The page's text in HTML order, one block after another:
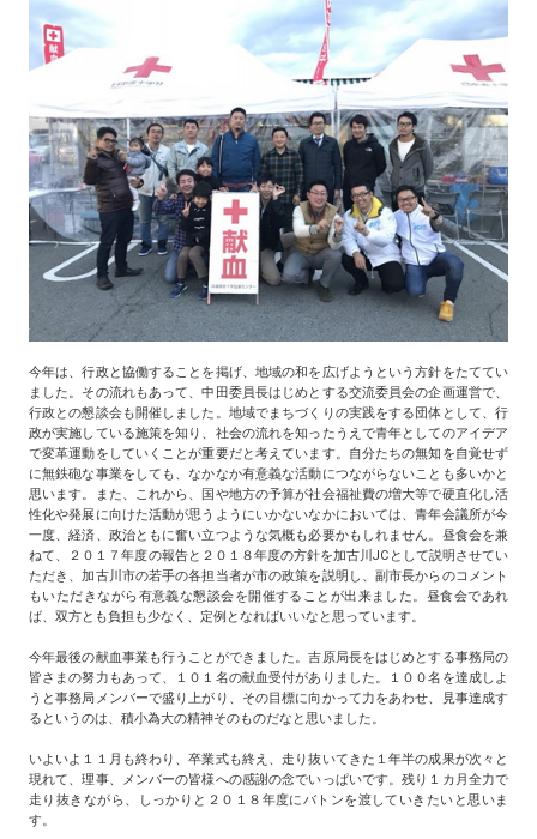
今年は、行政と協働することを掲げ、地域の和を広げようという方針をたててい
ました。その流れもあって、中田委員長はじめとする交流委員会の企画運営で、
行政との懇談会も開催しました。地域でまちづくりの実践をする団体として、行
政が実施している施策を知り、社会の流れを知ったうえで青年としてのアイデア
で変革運動をしていくことが重要だと考えています。自分たちの無知を自覚せず
に無鉄砲な事業をしても、なかなか有意義な活動につながらないことも多いかと
思います。また、これから、国や地方の予算が社会福祉費の増大等で硬直化し活
性化や発展に向けた活動が思うようにいかないなかにおいては、青年会議所が今
一度、経済、政治ともに奮い立つような気概も必要かもしれません。昼食会を兼
ねて、２０１７年度の報告と２０１８年度の方針を加古川JCとして説明させてい
ただき、加古川市の若手の各担当者が市の政策を説明し、副市長からのコメント
もいただきながら有意義な懇談会を開催することが出来ました。昼食会であれ
ば、双方とも負担も少なく、定例となればいいなと思っています。
今年最後の献血事業も行うことができました。吉原局長をはじめとする事務局の
皆さまの努力もあって、１０１名の献血受付がありました。１００名を達成しよ
うと事務局メンバーで盛り上がり、その目標に向かって力をあわせ、見事達成す
るというのは、積小為大の精神そのものだなと思いました。
いよいよ１１月も終わり、卒業式も終え、走り抜いてきた１年半の成果が次々と
現れて、理事、メンバーの皆様への感謝の念でいっぱいです。残り１カ月全力で
走り抜きながら、しっかりと２０１８年度にバトンを渡していきたいと思いま
す。